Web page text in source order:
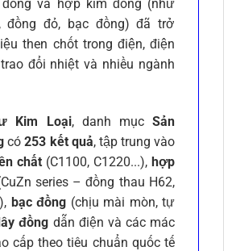
và hợp kim đồng (như
đồng đỏ, bạc đồng) đã trở
then chốt trong điện, điện
đổi nhiệt và nhiều ngành
Kim Loại, danh mụcSản
có253 kết quả, tập trung vào
chất (C1100, C1220...), hợp
series – đồng thau H62,
bạc đồng (chịu mài mòn, tự
đồng dẫn điện và các mác
cấp theo tiêu chuẩn quốc tế